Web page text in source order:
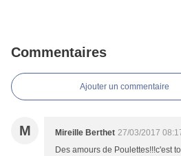
Commentaires
Ajouter un commentaire
M Mireille Berthet 27/03/2017
Des amours de Poulettes!!!c'est